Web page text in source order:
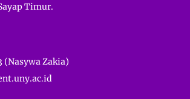
Timur.
(Nasywa Zakia)